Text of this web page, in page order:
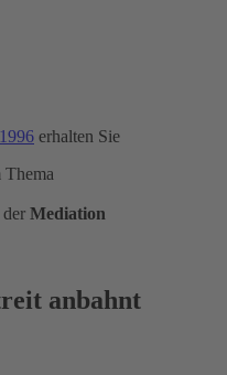
erhalten Sie
Thema
Mediation
anbahnt